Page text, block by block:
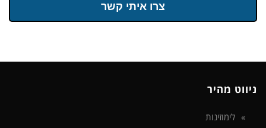
צרו איתי קשר
ניווט מהיר
לימוזינות